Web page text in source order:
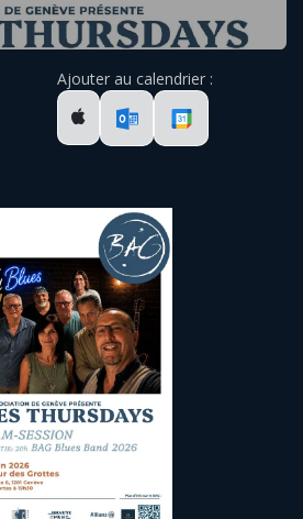
Ajouter au calendrier :